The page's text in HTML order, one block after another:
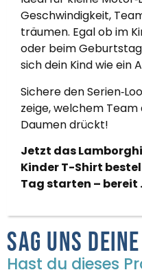
Geschwindigkeit,
träumen. Egal ob im
oder beim
sich dein Kind wie ein
Sichere den
zeige, welchem
Daumen drückt!
Jetzt das
Kinder T-Shirt
Tag starten – bereit
Sag uns
Hast du dieses